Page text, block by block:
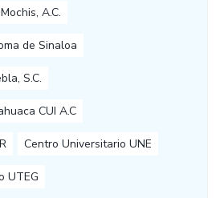
A.C.
de Sinaloa
S.C.
CUI A.C
Centro Universitario UNE
UTEG